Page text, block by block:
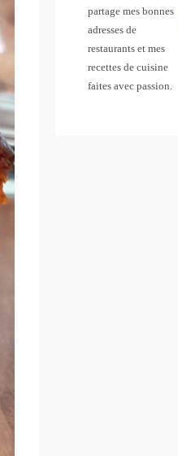
partage mes bonnes
adresses de
restaurants et mes
recettes de cuisine
faites avec passion.